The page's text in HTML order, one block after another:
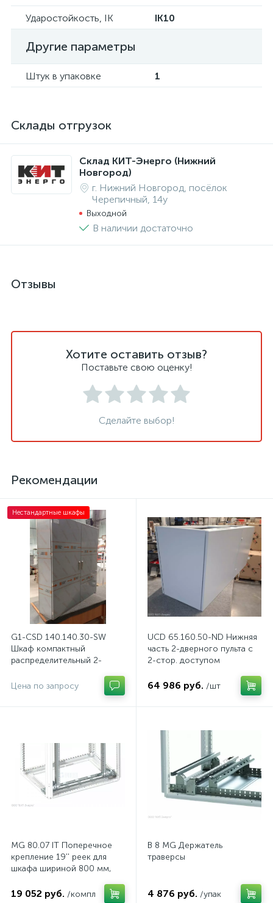
Ударостойкость, IK
IK10
Другие параметры
Штук в упаковке 1
Склады отгрузок
Склад КИТ-Энерго (Нижний
Новгород)
г. Нижний Новгород, посёлок
Черепичный, 14у
Выходной
В наличии достаточно
Отзывы
Хотите оставить отзыв?
Поставьте свою оценку!
Сделайте выбор!
Рекомендации
Нестандартные шкафы
G1-CSD 140.140.30-SW
Шкаф компактный
распределительный 2-
стали, с перемычкой
Цена по запросу
UCD 65.160.50-ND Нижняя
часть 2-дверного пульта с
2-стор. доступом
64 986 руб. /шт
MG 80.07 IT Поперечное
крепление 19'' реек для
шкафа шириной 800 мм,
19 052 руб. /компл
B 8 MG Держатель
траверсы
4 876 руб. /упак